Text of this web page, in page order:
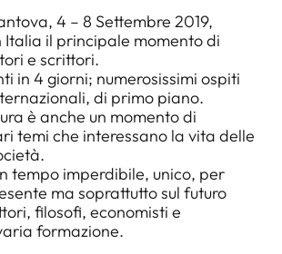
4 – 8 Settembre 2019,
il principale momento di
e scrittori.
in 4 giorni; numerosissimi ospiti
di primo piano.
è anche un momento di
temi che interessano la vita delle
tempo imperdibile, unico, per
ma soprattutto sul futuro
filosofi, economisti e
formazione.